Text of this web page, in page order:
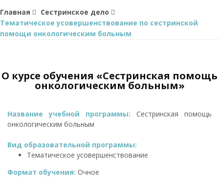
Главная
Сестринское дело
Тематическое усовершенствование по сестринской
помощи онкологическим больным
О курсе обучения «Сестринская помощь
онкологическим больным»
Название учебной программы: Сестринская помощь
онкологическим больным
Вид образовательной программы:
Тематическое усовершенствование
Формат обучения: Очное